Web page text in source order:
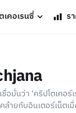
เคอเรนซี่ ร
อมั่นว่า 'คริปโตเคอ
คล้ายกับอินเตอร์เน็ต